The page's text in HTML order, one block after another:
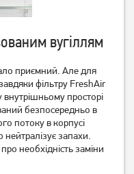
вугіллям
приємний. Але для
фільтру FreshAir
внутрішньому просторі
безпосередньо в
потоку в корпусі
запахи.
необхідність заміни